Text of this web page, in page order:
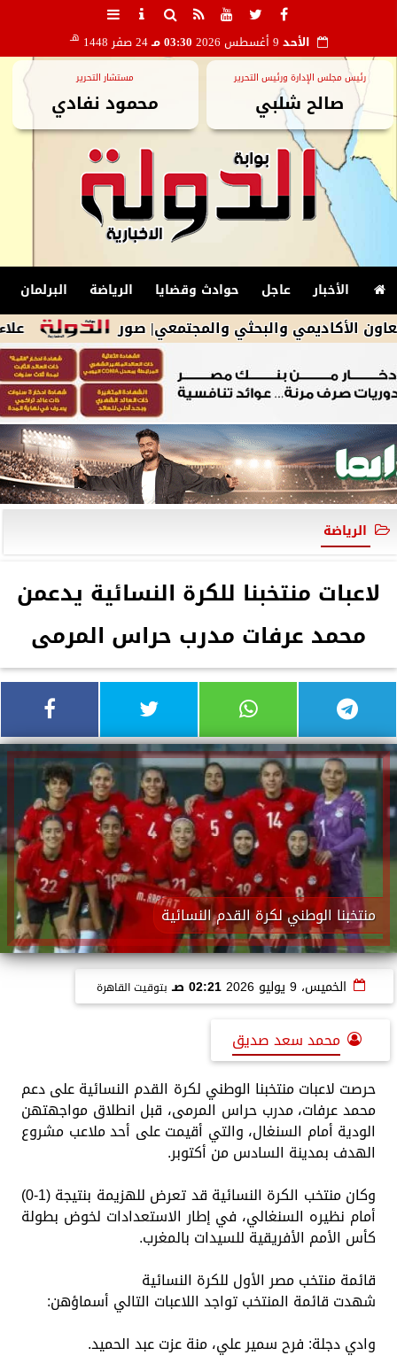
الأحد 03:30 مـ 24 صفر 1448 هـ
رئيس مجلس الإدارة ورئيس التحرير
صالح شلبي
مستشار التحرير
محمود نفادي
الأخبار عاجل حوادث وقضايا الرياضة البرلمان
علاء فاروق: يعلن والبحثي والمجتمعي| صور
الرياضة
لاعبات منتخبنا للكرة النسائية يدعمن
محمد عرفات مدرب حراس المرمى
منتخبنا الوطني لكرة القدم النسائية
الخميس، 9 يوليو 2026 02:21 صـ بتوقيت القاهرة
محمد سعد صديق
حرصت لاعبات منتخبنا الوطني لكرة القدم النسائية على دعم
محمد عرفات، مدرب حراس المرمى، قبل انطلاق مواجهتهن
الودية أمام السنغال، والتي أقيمت على أحد ملاعب مشروع
الهدف بمدينة السادس من أكتوبر.
وكان منتخب الكرة النسائية قد تعرض للهزيمة بنتيجة (1-0)
أمام نظيره السنغالي، في إطار الاستعدادات لخوض بطولة
كأس الأمم الأفريقية للسيدات بالمغرب.
قائمة منتخب مصر الأول للكرة النسائية
شهدت قائمة المنتخب تواجد اللاعبات التالي أسماؤهن:
وادي دجلة: فرح سمير علي، منة عزت عبد الحميد.